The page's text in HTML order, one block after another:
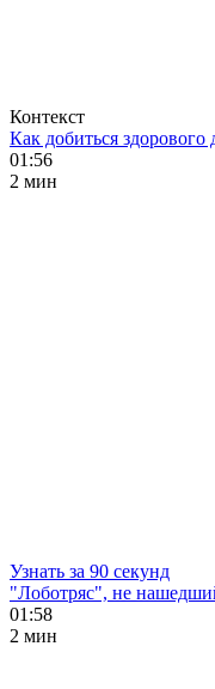
Контекст
Как добиться здорового
01:56
2 мин
Узнать за 90 секунд
"Лоботряс", не
01:58
2 мин